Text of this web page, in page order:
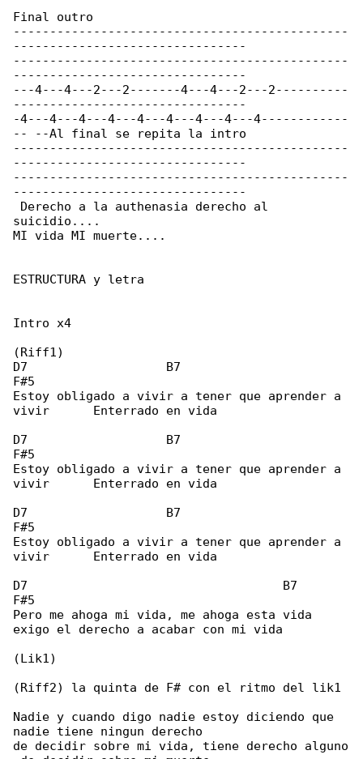
Final outro
----------------------------------------------
--------------------------------
----------------------------------------------
--------------------------------
---4---4---2---2-------4---4---2---2----------
--------------------------------
-4---4---4---4---4---4---4---4---4------------
-- --Al final se repita la intro
----------------------------------------------
--------------------------------
----------------------------------------------
--------------------------------
Derecho a la authenasia derecho al
suicidio....
MI vida MI muerte....
ESTRUCTURA y letra
Intro x4
(Riff1)
D7                   B7
F#5
Estoy obligado a vivir a tener que aprender a
vivir      Enterrado en vida
D7                   B7
F#5
Estoy obligado a vivir a tener que aprender a
vivir      Enterrado en vida
D7                   B7
F#5
Estoy obligado a vivir a tener que aprender a
vivir      Enterrado en vida
D7                                   B7
F#5
Pero me ahoga mi vida, me ahoga esta vida
exigo el derecho a acabar con mi vida
(Lik1)
(Riff2) la quinta de F# con el ritmo del lik1
Nadie y cuando digo nadie estoy diciendo que
nadie tiene ningun derecho
de decidir sobre mi vida, tiene derecho alguno